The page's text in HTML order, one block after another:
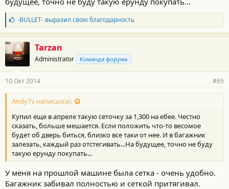
Б
л
а
г
о
д
а
н
о
с
и
:
-BULLET-выразил свою благодарность
Tarzan
Administrator Команда форума
10 Окт 2014 #65
AndyTv написал(а):
Купил еще в апреле такую сеточку за 1,300 на ебее. Честно
сказать, больше мешается. Если положить что-то весомое
будет об дверь биться, близко все таки от нее. И в багажник
залезать, каждый раз отстегивать...На будущее, точно не буду
такую ерунду покупать...
У меня на прошлой машине была сетка - очень удобно.
Багажник забивал полностью и сеткой притягивал.